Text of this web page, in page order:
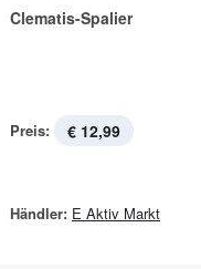
Clematis-Spalier
Preis: € 12,99
Händler: E Aktiv Markt